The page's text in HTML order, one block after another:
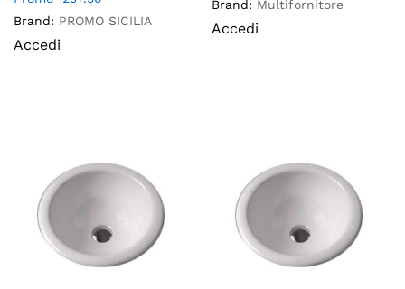
Brand: PROMO SICILIA
Accedi
Brand: Multifornitore
Accedi